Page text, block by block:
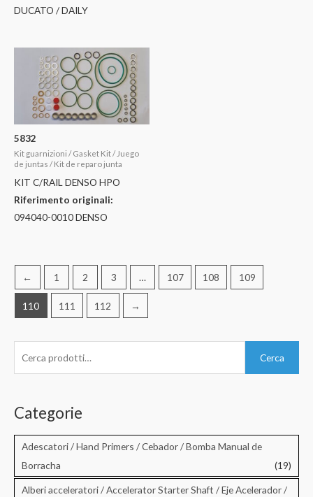
DUCATO / DAILY
5832
Kit guarnizioni / Gasket Kit / Juego
de juntas / Kit de reparo junta
KIT C/RAIL DENSO HPO
Riferimento originali:
094040-0010 DENSO
← 1 2 3 … 107 108 109
110 111 112 →
c
Cerca
Categorie
Adescatori / Hand Primers / Cebador / Bomba Manual de
Borracha
(19)
Alberi acceleratori / Accelerator Starter Shaft / Eje Acelerador /